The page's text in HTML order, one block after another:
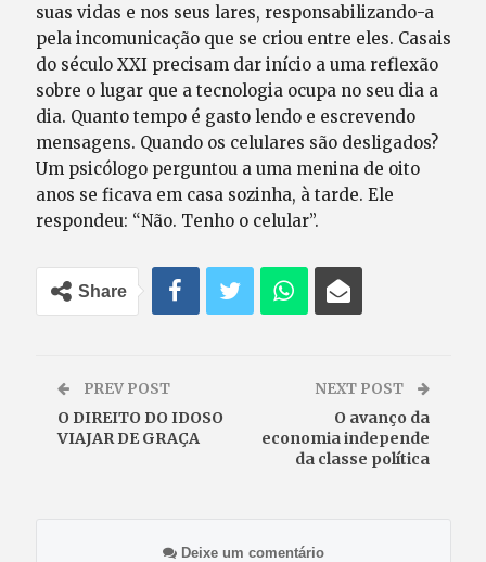
suas vidas e nos seus lares, responsabilizando-a
pela incomunicação que se criou entre eles. Casais
do século XXI precisam dar início a uma reflexão
sobre o lugar que a tecnologia ocupa no seu dia a
dia. Quanto tempo é gasto lendo e escrevendo
mensagens. Quando os celulares são desligados?
Um psicólogo perguntou a uma menina de oito
anos se ficava em casa sozinha, à tarde. Ele
respondeu: “Não. Tenho o celular”.
Share
PREV POST
O DIREITO DO IDOSO
VIAJAR DE GRAÇA
NEXT POST
O avanço da
economia independe
da classe política
Deixe um comentário